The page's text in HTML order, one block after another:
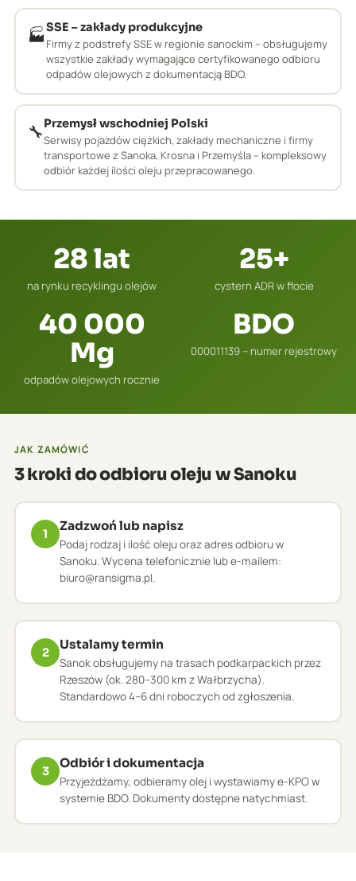
🏭SSE – zakłady produkcyjne
Firmy z podstrefy SSE w regionie sanockim – obsługujemy
wszystkie zakłady wymagające certyfikowanego odbioru
odpadów olejowych z dokumentacją BDO.
🔧Przemysł wschodniej Polski
Serwisy pojazdów ciężkich, zakłady mechaniczne i firmy
transportowe z Sanoka, Krosna i Przemyśla – kompleksowy
odbiór każdej ilości oleju przepracowanego.
28 lat
na rynku recyklingu olejów
25+
cystern ADR w flocie
40 000
Mg
odpadów olejowych rocznie
BDO
000011139 – numer rejestrowy
JAK ZAMÓWIĆ
3 kroki do odbioru oleju w Sanoku
1
Zadzwoń lub napisz
Podaj rodzaj i ilość oleju oraz adres odbioru w
Sanoku. Wycena telefonicznie lub e-mailem:
biuro@ransigma.pl.
2
Ustalamy termin
Sanok obsługujemy na trasach podkarpackich przez
Rzeszów (ok. 280–300 km z Wałbrzycha).
Standardowo 4–6 dni roboczych od zgłoszenia.
3
Odbiór i dokumentacja
Przyjeżdżamy, odbieramy olej i wystawiamy e-KPO w
systemie BDO. Dokumenty dostępne natychmiast.